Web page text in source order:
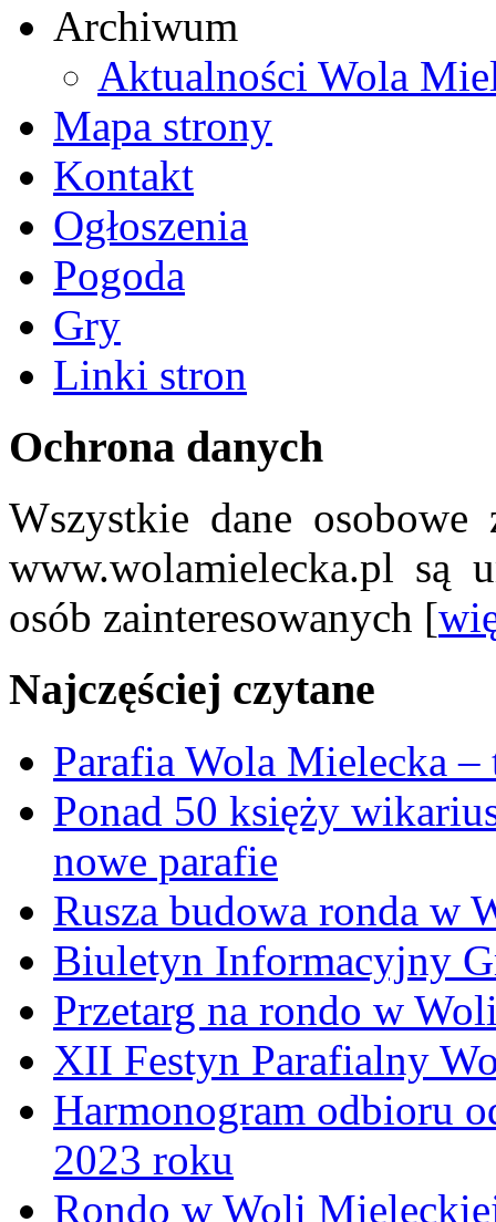
Archiwum
Aktualności Wola
Mapa strony
Kontakt
Ogłoszenia
Pogoda
Gry
Linki stron
Ochrona danych
Wszystkie dane osobowe
www.wolamielecka.pl są
osób zainteresowanych [
Najczęściej czytane
Parafia Wola Mielecka
Ponad 50 księży
nowe parafie
Rusza budowa ronda w
Biuletyn Informacyjny
Przetarg na rondo w
XII Festyn Parafialny
Harmonogram odbioru
2023 roku
Rondo w Woli